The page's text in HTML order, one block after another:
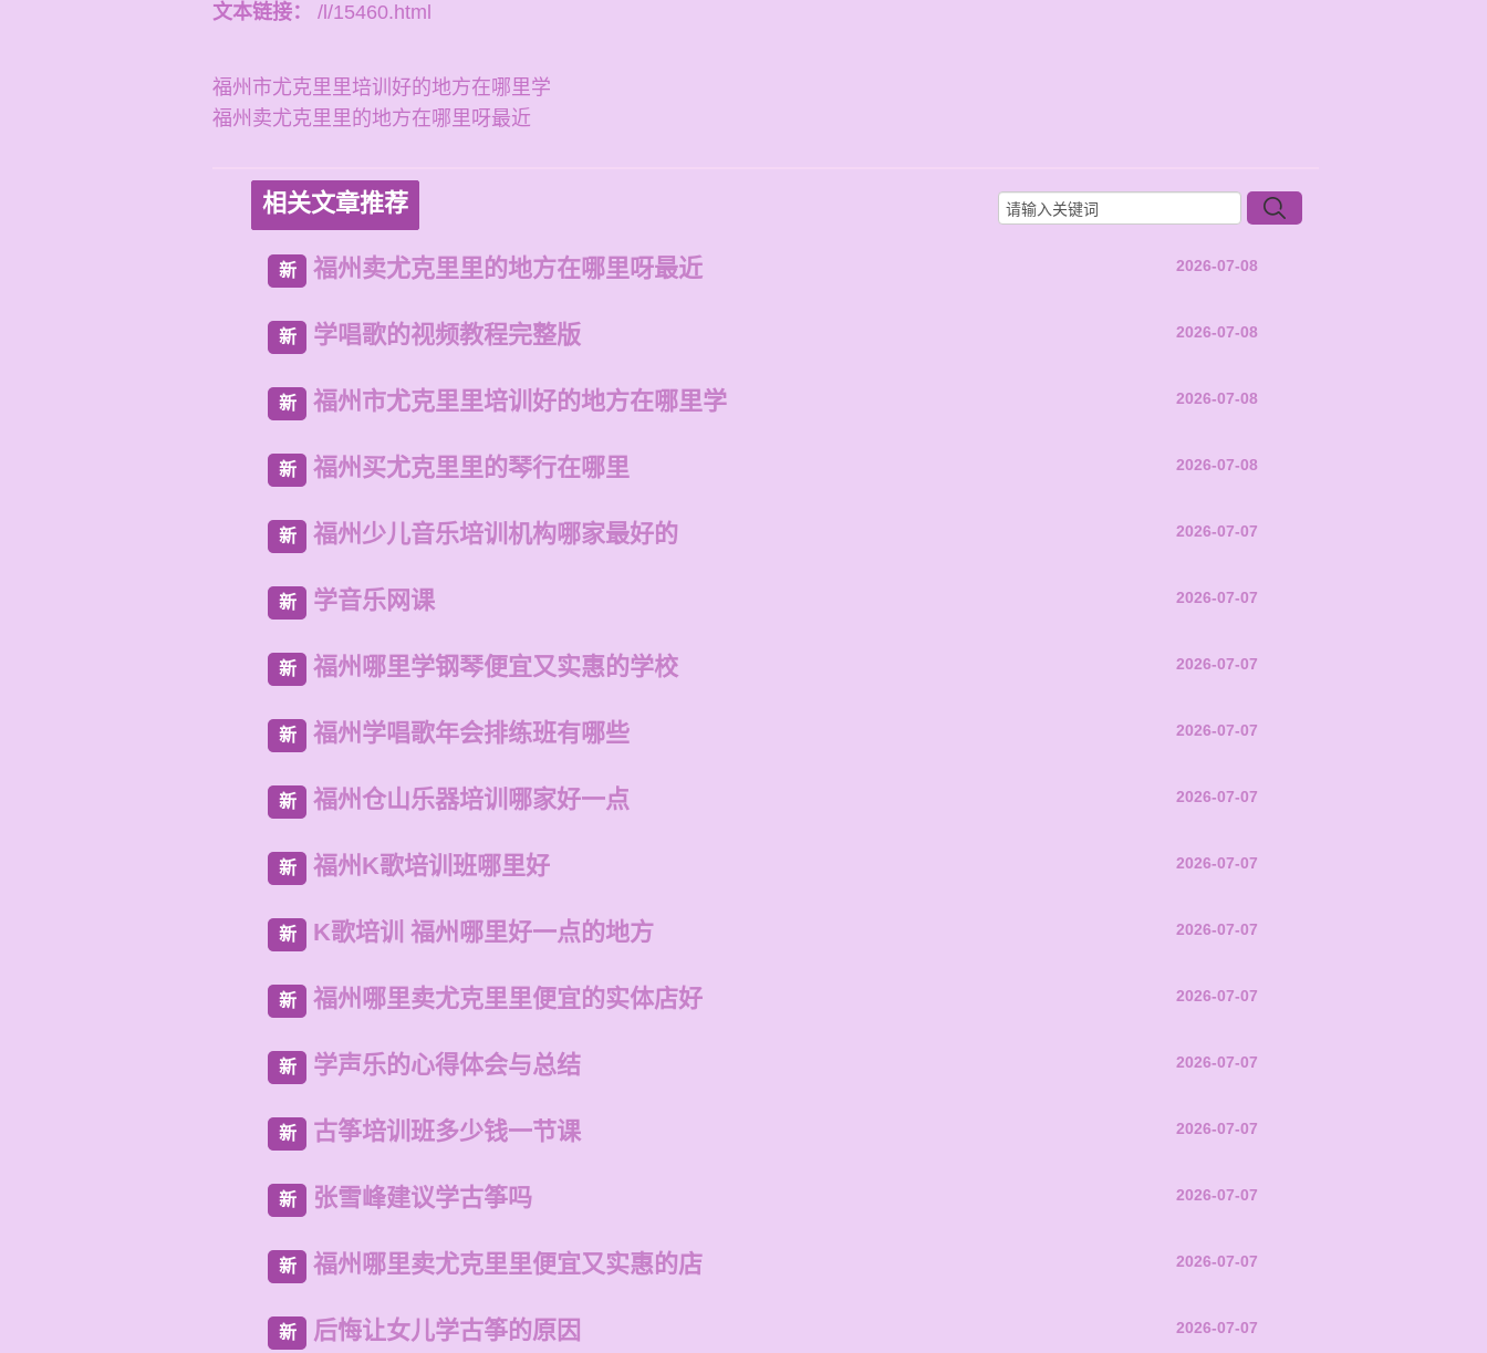
文本链接：
/l/15460.html
福州市尤克里里培训好的地方在哪里学
福州卖尤克里里的地方在哪里呀最近
相关文章推荐
新 福州卖尤克里里的地方在哪里呀最近 2026-07-08
新 学唱歌的视频教程完整版 2026-07-08
新 福州市尤克里里培训好的地方在哪里学 2026-07-08
新 福州买尤克里里的琴行在哪里 2026-07-08
新 福州少儿音乐培训机构哪家最好的 2026-07-07
新 学音乐网课 2026-07-07
新 福州哪里学钢琴便宜又实惠的学校 2026-07-07
新 福州学唱歌年会排练班有哪些 2026-07-07
新 福州仓山乐器培训哪家好一点 2026-07-07
新 福州K歌培训班哪里好 2026-07-07
新 K歌培训 福州哪里好一点的地方 2026-07-07
新 福州哪里卖尤克里里便宜的实体店好 2026-07-07
新 学声乐的心得体会与总结 2026-07-07
新 古筝培训班多少钱一节课 2026-07-07
新 张雪峰建议学古筝吗 2026-07-07
新 福州哪里卖尤克里里便宜又实惠的店 2026-07-07
新 后悔让女儿学古筝的原因 2026-07-07